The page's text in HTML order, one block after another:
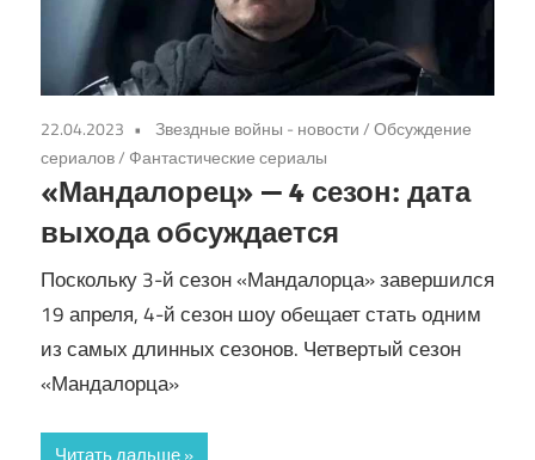
22.04.2023 Звездные войны - новости/Обсуждение
сериалов/ Фантастические сериалы
«Мандалорец» — 4 сезон: дата
выхода обсуждается
Поскольку 3-й сезон «Мандалорца» завершился
19 апреля, 4-й сезон шоу обещает стать одним
из самых длинных сезонов. Четвертый сезон
«Мандалорца»
Читать дальше